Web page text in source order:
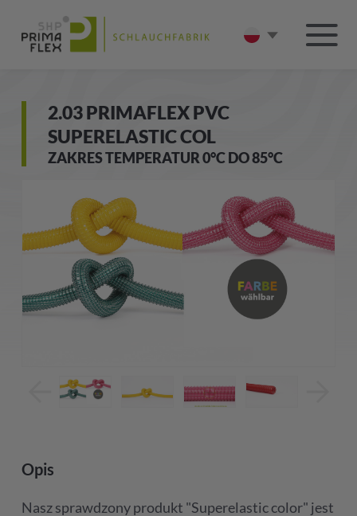
2.03 PRIMAFLEX PVC
SUPERELASTIC COL
ZAKRES TEMPERATUR 0°C DO 85°C
Opis
Nasz sprawdzony produkt "Superelastic color" jest